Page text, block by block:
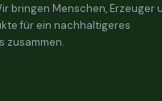
bringen Menschen, Erzeuger
für ein nachhaltigeres
zusammen.